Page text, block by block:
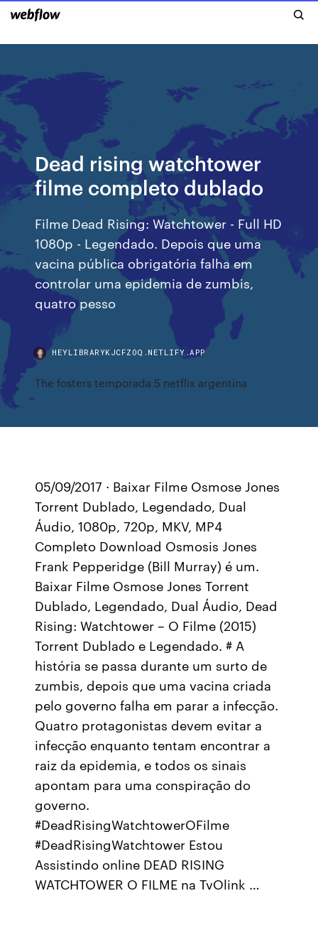
Dead rising watchtower
filme completo dublado
Filme Dead Rising: Watchtower - Full HD
1080p - Legendado. Depois que uma
vacina pública obrigatória falha em
controlar uma epidemia de zumbis,
quatro pesso
HEYLIBRARYKJCFZOQ.NETLIFY.APP
The fosters temporada 5 netflix argentina
05/09/2017 · Baixar Filme Osmose Jones
Torrent Dublado, Legendado, Dual
Áudio, 1080p, 720p, MKV, MP4
Completo Download Osmosis Jones
Frank Pepperidge (Bill Murray) é um.
Baixar Filme Osmose Jones Torrent
Dublado, Legendado, Dual Áudio, Dead
Rising: Watchtower – O Filme (2015)
Torrent Dublado e Legendado. # A
história se passa durante um surto de
zumbis, depois que uma vacina criada
pelo governo falha em parar a infecção.
Quatro protagonistas devem evitar a
infecção enquanto tentam encontrar a
raiz da epidemia, e todos os sinais
apontam para uma conspiração do
governo.
#DeadRisingWatchtowerOFilme
#DeadRisingWatchtower Estou
Assistindo online DEAD RISING
WATCHTOWER O FILME na TvOlink …